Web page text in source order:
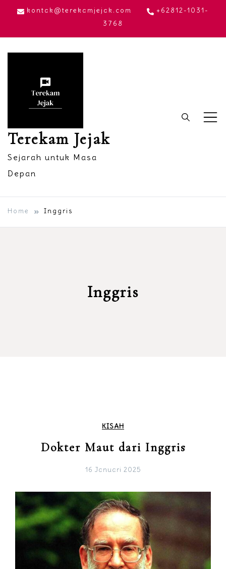
Skip
content
kontak@terekamjejak.com
+62812-1031-
3768
Terekam Jejak
Sejarah untuk Masa
Depan
Home Inggris
Inggris
KISAH
Dokter Maut dari Inggris
16 Januari 2025